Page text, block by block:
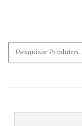
Search for: